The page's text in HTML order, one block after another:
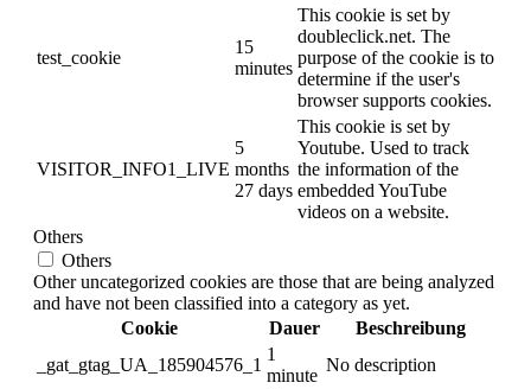
test_cookie
15
minutes
This cookie is set by
doubleclick.net. The
purpose of the cookie is to
determine if the user's
browser supports cookies.
VISITOR_INFO1_LIVE
5
months
27 days
This cookie is set by
Youtube. Used to track
the information of the
embedded YouTube
videos on a website.
Others
Others
Other uncategorized cookies are those that are being analyzed
and have not been classified into a category as yet.
Cookie
Dauer
Beschreibung
_gat_gtag_UA_185904576_1
1
minute
No description